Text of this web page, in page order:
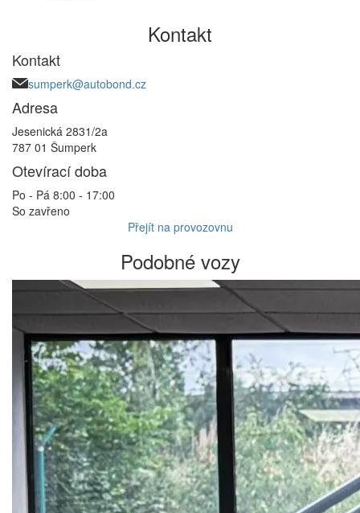
Kontakt
Kontakt
sumperk@autobond.cz
Adresa
Jesenická 2831/2a
787 01 Šumperk
Otevírací doba
Po - Pá 8:00 - 17:00
So zavřeno
Přejít na provozovnu
Podobné vozy